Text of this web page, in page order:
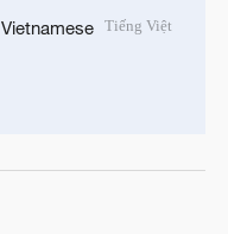
Vietnamese Tiếng Việt